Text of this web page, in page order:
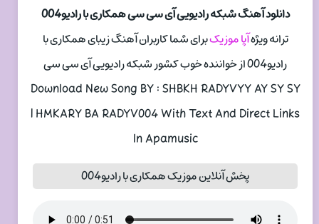
دانلود آهنگ شبکه رادیویی آی سی سی همکاری با رادیو004
ترانه ویژهآپا موزیکبرای شما کاربران آهنگ زیبای همکاری با
رادیو004 از خواننده خوب کشور شبکه رادیویی آی سی سی
Download New Song BY : SHBKH RADYVYY AY SY SY
| HMKARY BA RADYV004 With Text And Direct Links
In Apamusic
پخش آنلاین موزیک همکاری با رادیو004